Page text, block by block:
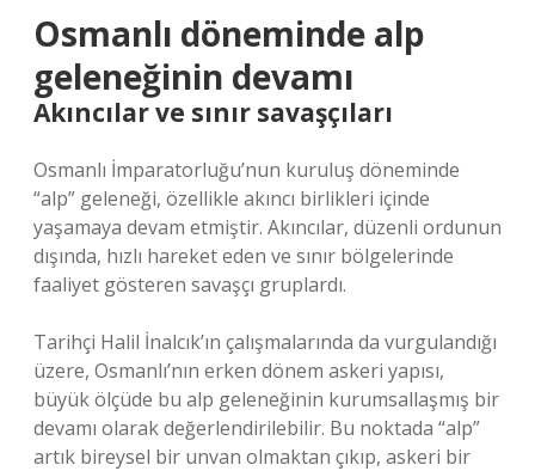
Osmanlı döneminde alp
geleneğinin devamı
Akıncılar ve sınır savaşçıları
Osmanlı İmparatorluğu’nun kuruluş döneminde
“alp” geleneği, özellikle akıncı birlikleri içinde
yaşamaya devam etmiştir. Akıncılar, düzenli ordunun
dışında, hızlı hareket eden ve sınır bölgelerinde
faaliyet gösteren savaşçı gruplardı.
Tarihçi Halil İnalcık’ın çalışmalarında da vurgulandığı
üzere, Osmanlı’nın erken dönem askeri yapısı,
büyük ölçüde bu alp geleneğinin kurumsallaşmış bir
devamı olarak değerlendirilebilir. Bu noktada “alp”
artık bireysel bir unvan olmaktan çıkıp, askeri bir